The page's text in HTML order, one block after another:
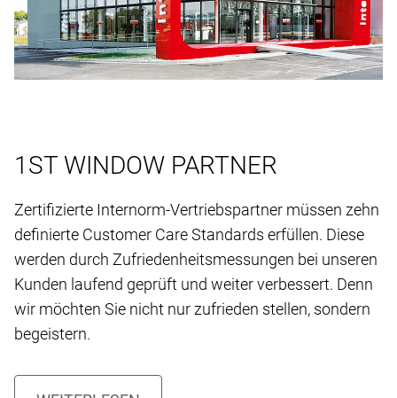
1ST WINDOW PARTNER
Zertifizierte Internorm-Vertriebspartner müssen zehn
definierte Customer Care Standards erfüllen. Diese
werden durch Zufriedenheitsmessungen bei unseren
Kunden laufend geprüft und weiter verbessert. Denn
wir möchten Sie nicht nur zufrieden stellen, sondern
begeistern.